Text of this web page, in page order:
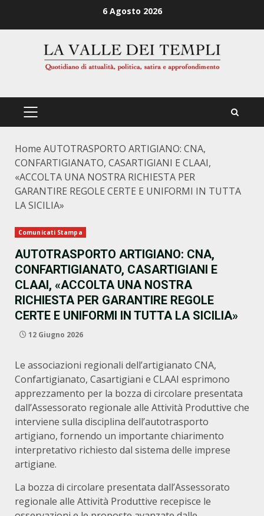
6 Agosto 2026
PRIMÄRES
Home AUTOTRASPORTO ARTIGIANO: CNA,
CONFARTIGIANATO, CASARTIGIANI E CLAAI,
«ACCOLTA UNA NOSTRA RICHIESTA PER
GARANTIRE REGOLE CERTE E UNIFORMI IN TUTTA
LA SICILIA»
Comunicati Stampa
AUTOTRASPORTO ARTIGIANO: CNA,
CONFARTIGIANATO, CASARTIGIANI E
CLAAI, «ACCOLTA UNA NOSTRA
RICHIESTA PER GARANTIRE REGOLE
CERTE E UNIFORMI IN TUTTA LA SICILIA»
12 Giugno 2026
Le associazioni regionali dell’artigianato CNA,
Confartigianato, Casartigiani e CLAAI esprimono
apprezzamento per la bozza di circolare presentata
dall’Assessorato regionale alle Attività Produttive che
interviene sulla disciplina dell’autotrasporto
artigiano, fornendo un importante chiarimento
interpretativo richiesto dal sistema delle imprese
artigiane.
La bozza di circolare presentata dall’Assessorato
regionale alle Attività Produttive recepisce le